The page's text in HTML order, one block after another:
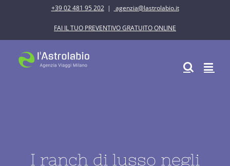
contenuto
+39 02 481 95 202 | agenzia@lastrolabio.it
FAI IL TUO PREVENTIVO GRATUITO ONLINE
I ranch di lusso negli